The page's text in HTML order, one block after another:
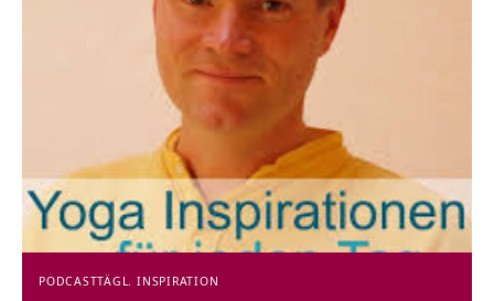
PODCASTTÄGL. INSPIRATION